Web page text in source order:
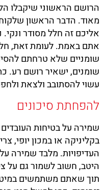
הרושם הראשוני שיקבלו
מאוד. הדבר הראשון
אליכם זה חלל מסודר ונקי.
אתם באמת. לעומת זאת,
שומניים שלא טרחתם
שומנים, ישאיר רושם רע.
עשוי להסתובב ולצאת
להפחתת סיכונים
שמירה על בטיחות
בקליניקה או במכון יופי,
העדיפויות. מלבד שמירה
היטב, חשוב לשמור גם על
תוך שאתם משתמשים